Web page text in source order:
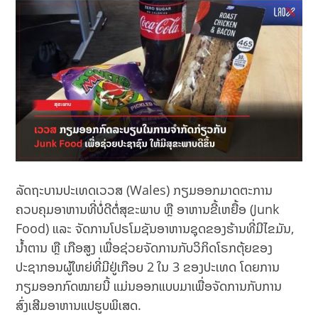
ລັດຖະບານປະເທດເວວສ (Wales) ກຽມອອກມາດຕະການ
ຄວບຄຸມອາຫານທີ່ບໍ່ດີຕໍ່ສຸຂະພາບ ຫຼື ອາຫານຂີ້ເຫຍື້ອ (Junk
Food) ແລະ ຈັດການໂປຣໂມຊັນອາຫານຊຸດຂອງຮ້ານທີ່ມີໄຂມັນ,
ນໍ້າຕານ ຫຼື ເກືອສູງ ເພື່ອຊ່ວຍຈັດການກັບວິກິດໂຣກຕຸ້ຍຂອງ
ປະຊາກອນຜູ້ໃຫຍ່ທີ່ມີຢູ່ເກືອບ 2 ໃນ 3 ຂອງປະເທດ ໂດຍການ
ກຽມອອກກົດໝາຍນີ້ ແມ່ນອອກແບບມາເພື່ອຈັດການກັບການ
ສົ່ງເສີມອາຫານແປຮູບພິເສດ.